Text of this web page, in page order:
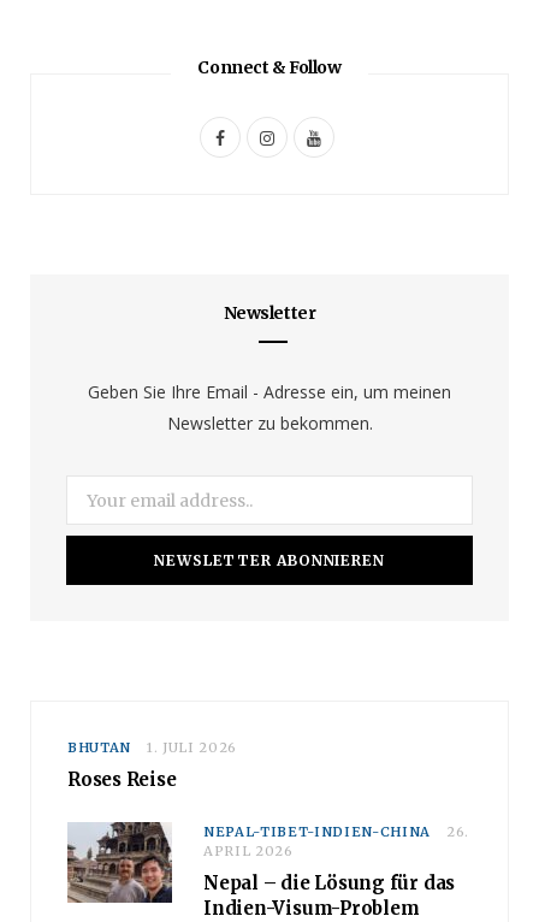
Connect & Follow
F
k
I
a
g
r
a
Y
Newsletter
Geben Sie Ihre Email - Adresse ein, um meinen
Newsletter zu bekommen.
BHUTAN 1. JULI 2026
Roses Reise
NEPAL-TIBET-INDIEN-CHINA
26.
APRIL 2026
Nepal – die Lösung für das
Indien-Visum-Problem